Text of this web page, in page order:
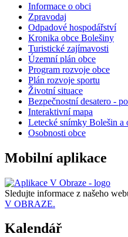
Informace o obci
Zpravodaj
Odpadové hospodářství
Kronika obce Bolešiny
Turistické zajímavosti
Územní plán obce
Program rozvoje obce
Plán rozvoje sportu
Životní situace
Bezpečnostní desatero -
Interaktivní mapa
Letecké snímky Bolešin a
Osobnosti obce
Mobilní aplikace
Sledujte informace z našeho
V OBRAZE.
Kalendář